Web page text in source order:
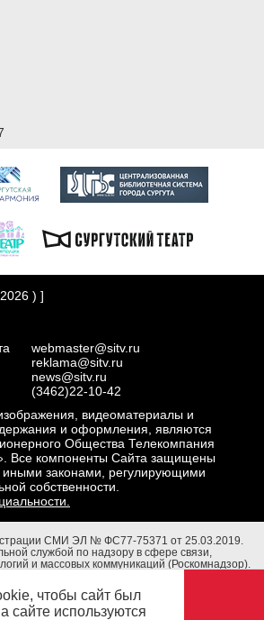
) ]
webmaster@sitv.ru
reklama@sitv.ru
news@sitv.ru
(3462)22-10-42
видеоматериалы и
и оформления, являются
Общества Телекомпания
Все компоненты Сайта защищены
иными законами, регулирующими
собственности.
СМИ ЭЛ № ФС77-75371 от 25.03.2019.
службой по надзору в сфере связи,
и массовых коммуникаций (Роскомнадзор).
Тюменская обл., ХМАО - Югра, г. Сургут, ул.
16. Главный редактор: Чубенко В.Л.
чтобы сайт был
сайте используются